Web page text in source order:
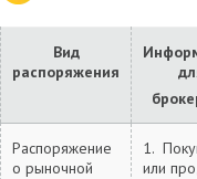
Вид
распоряжения
Распоряжение
о рыночной
1.
или